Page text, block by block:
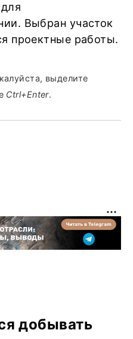
Выбран участок
проектные работы.
выделите
Ctrl+Enter.
добывать